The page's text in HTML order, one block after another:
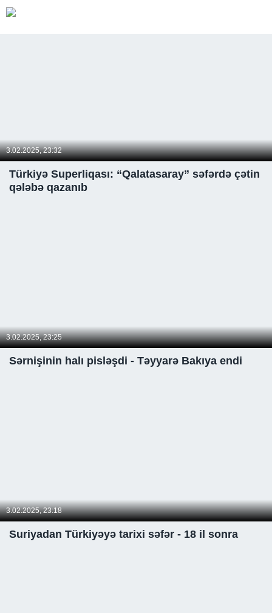
3.02.2025, 23:32
Türkiyə Superliqası: “Qalatasaray” səfərdə çətin
qələbə qazanıb
3.02.2025, 23:25
Sərnişinin halı pisləşdi - Təyyarə Bakıya endi
3.02.2025, 23:18
Suriyadan Türkiyəyə tarixi səfər - 18 il sonra